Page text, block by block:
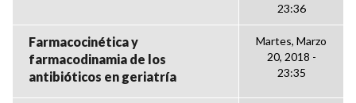
23:36
Farmacocinética y
farmacodinamia de los
antibióticos en geriatría
Martes, Marzo
20, 2018 -
23:35